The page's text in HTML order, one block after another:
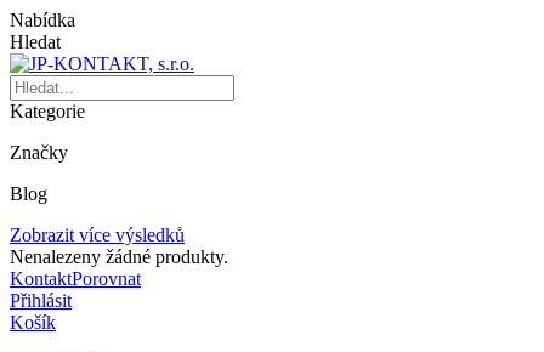
Nabídka
Hledat
Kategorie
Značky
Blog
Zobrazit více výsledků
Nenalezeny žádné produkty.
KontaktPorovnat
Přihlásit
Košík